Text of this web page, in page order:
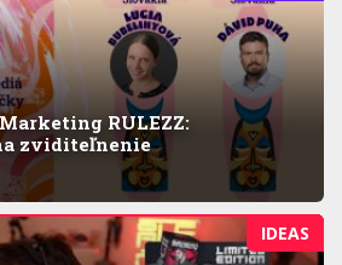
RULEZZ:
zviditeľnenie
IDEAS